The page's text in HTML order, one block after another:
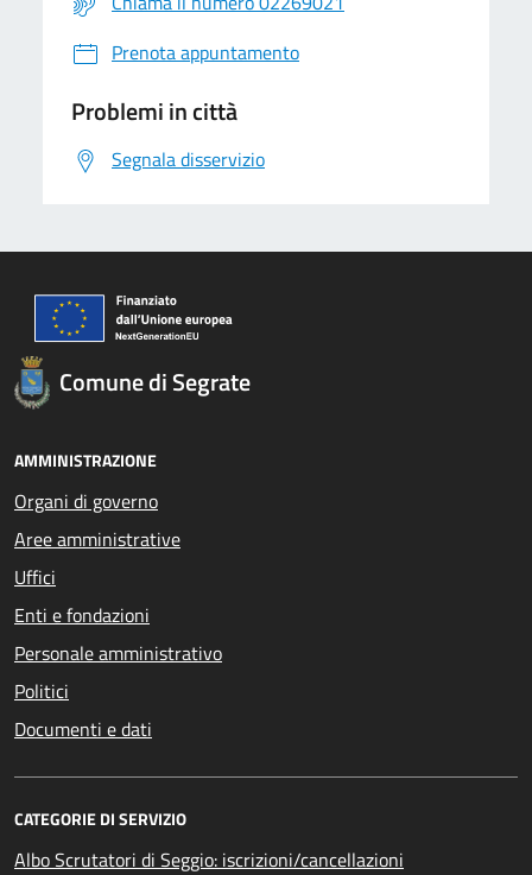
Prenota appuntamento
Problemi in città
Segnala disservizio
Comune di Segrate
AMMINISTRAZIONE
Organi di governo
Aree amministrative
Uffici
Enti e fondazioni
Personale amministrativo
Politici
Documenti e dati
CATEGORIE DI SERVIZIO
Albo Scrutatori di Seggio: iscrizioni/cancellazioni